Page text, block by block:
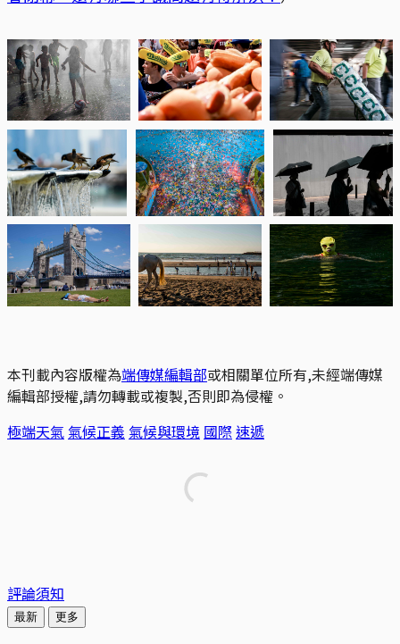
本刊載內容版權為端傳媒編輯部或相關單位所有,未經端傳媒
編輯部授權,請勿轉載或複製,否則即為侵權。
極端天氣氣候正義 氣候與環境 國際速遞
評論須知
最新 更多